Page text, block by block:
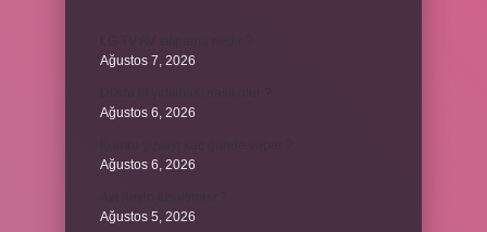
Ağustos 7, 2026
Ağustos 6, 2026
Ağustos 6, 2026
Ağustos 5, 2026